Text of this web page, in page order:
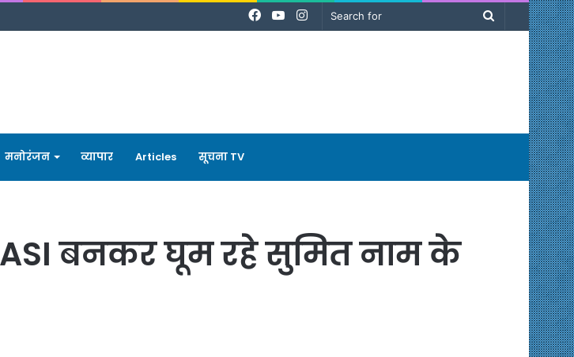
Search
Instagram
YouTube
Facebook
मनोरंजन व्यापार Articles सूचना TV
ASI बनकर घूम रहे सुमित नाम के